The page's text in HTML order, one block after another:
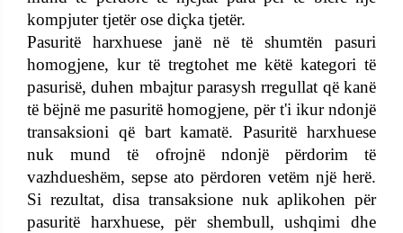
kompjuter tjetër ose diçka tjetër.
Pasuritë harxhuese janë në të shumtën pasuri
homogjene, kur të tregtohet me këtë kategori të
pasurisë, duhen mbajtur parasysh rregullat që kanë
të bëjnë me pasuritë homogjene, për t'i ikur ndonjë
transaksioni që bart kamatë. Pasuritë harxhuese
nuk mund të ofrojnë ndonjë përdorim të
vazhdueshëm, sepse ato përdoren vetëm një herë.
Si rezultat, disa transaksione nuk aplikohen për
pasuritë harxhuese, për shembull, ushqimi dhe